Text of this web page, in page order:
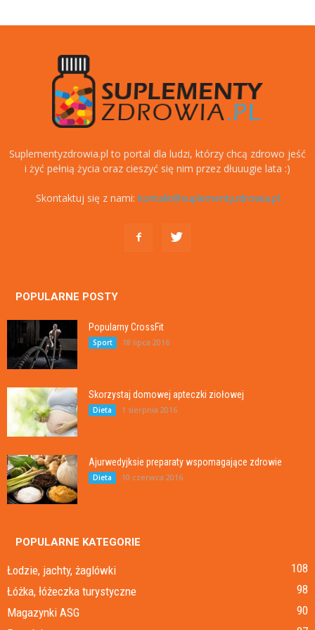
Suplementyzdrowia.pl to portal dla ludzi, którzy chcą zdrowo jeść
i żyć pełnią życia oraz cieszyć się nim przez dłuuugie lata :)
Skontaktuj się z nami: kontakt@suplementyzdrowia.pl
POPULARNE POSTY
Popularny CrossFit
Sport 18 lipca 2016
Skorzystaj domowej apteczki ziołowej
Dieta 1 sierpnia 2016
Ajurwedyjksie preparaty wspomagające zdrowie
Dieta 10 czerwca 2016
POPULARNE KATEGORIE
Łodzie, jachty, żaglówki
108
Łóżka, łóżeczka turystyczne
98
Magazynki ASG
90